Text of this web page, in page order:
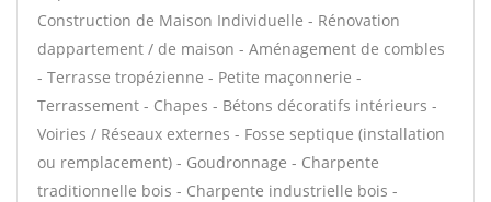
Construction de Maison Individuelle - Rénovation
dappartement / de maison - Aménagement de combles
- Terrasse tropézienne - Petite maçonnerie -
Terrassement - Chapes - Bétons décoratifs intérieurs -
Voiries / Réseaux externes - Fosse septique (installation
ou remplacement) - Goudronnage - Charpente
traditionnelle bois - Charpente industrielle bois -